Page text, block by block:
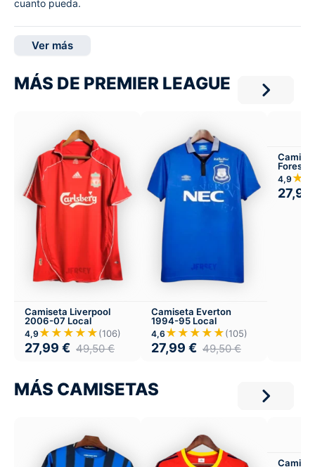
cuanto pueda.
Ver más
MÁS DE PREMIER LEAGUE
Camiseta Liverpool
2006-07 Local
4,9 ★★★★★(106)
27,99 € 49,50€
Camiseta Everton
1994-95 Local
4,6 ★★★★★(105)
27,99 € 49,50€
Forest
4,9
27,99
MÁS CAMISETAS